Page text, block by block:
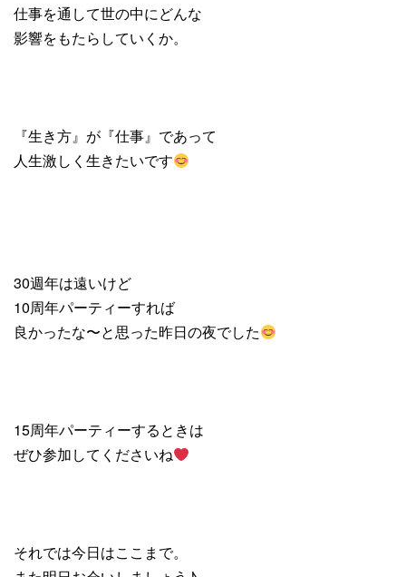
仕事を通して世の中にどんな
影響をもたらしていくか。
『生き方』が『仕事』であって
人生激しく生きたいです
30週年は遠いけど
10周年パーティーすれば
良かったな〜と思った昨日の夜でした
15周年パーティーするときは
ぜひ参加してくださいね
それでは今日はここまで。